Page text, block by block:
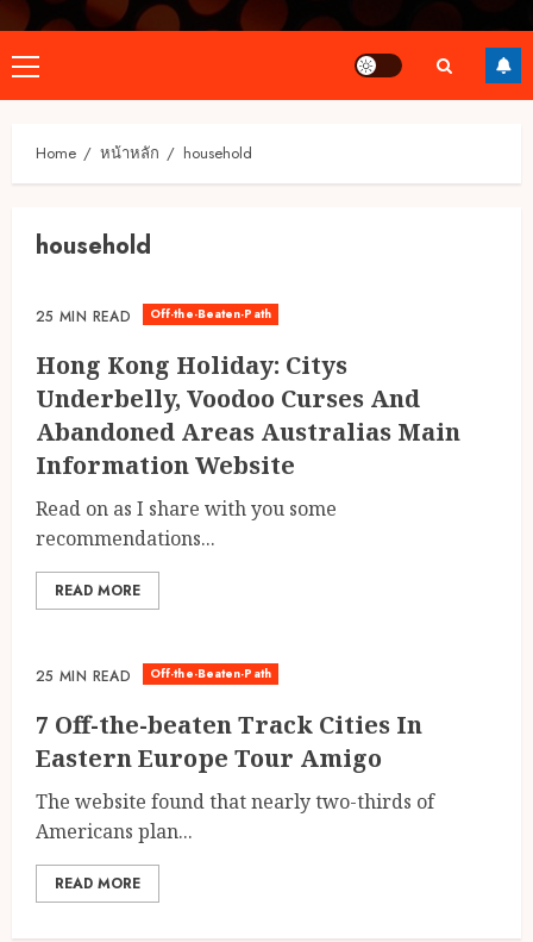
Primary
Menu
Home หน้าหลัก household
household
25 MIN READ Off-the-Beaten-Path
Hong Kong Holiday: Citys
Underbelly, Voodoo Curses And
Abandoned Areas Australias Main
Information Website
Read on as I share with you some
recommendations...
READ MORE
25 MIN READ Off-the-Beaten-Path
7 Off-the-beaten Track Cities In
Eastern Europe Tour Amigo
The website found that nearly two-thirds of
Americans plan...
READ MORE